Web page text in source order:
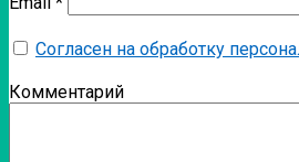
Согласен на обработку
Комментарий